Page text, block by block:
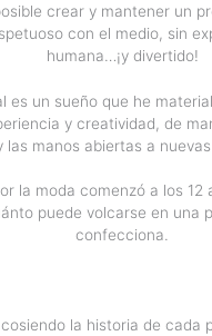
crear y mantener un
con el medio, sin
humana…¡y divertido!
es un sueño que he
y creatividad, de
las manos abiertas a
la moda comenzó a los 12
puede volcarse en una
confecciona.
la historia de cada